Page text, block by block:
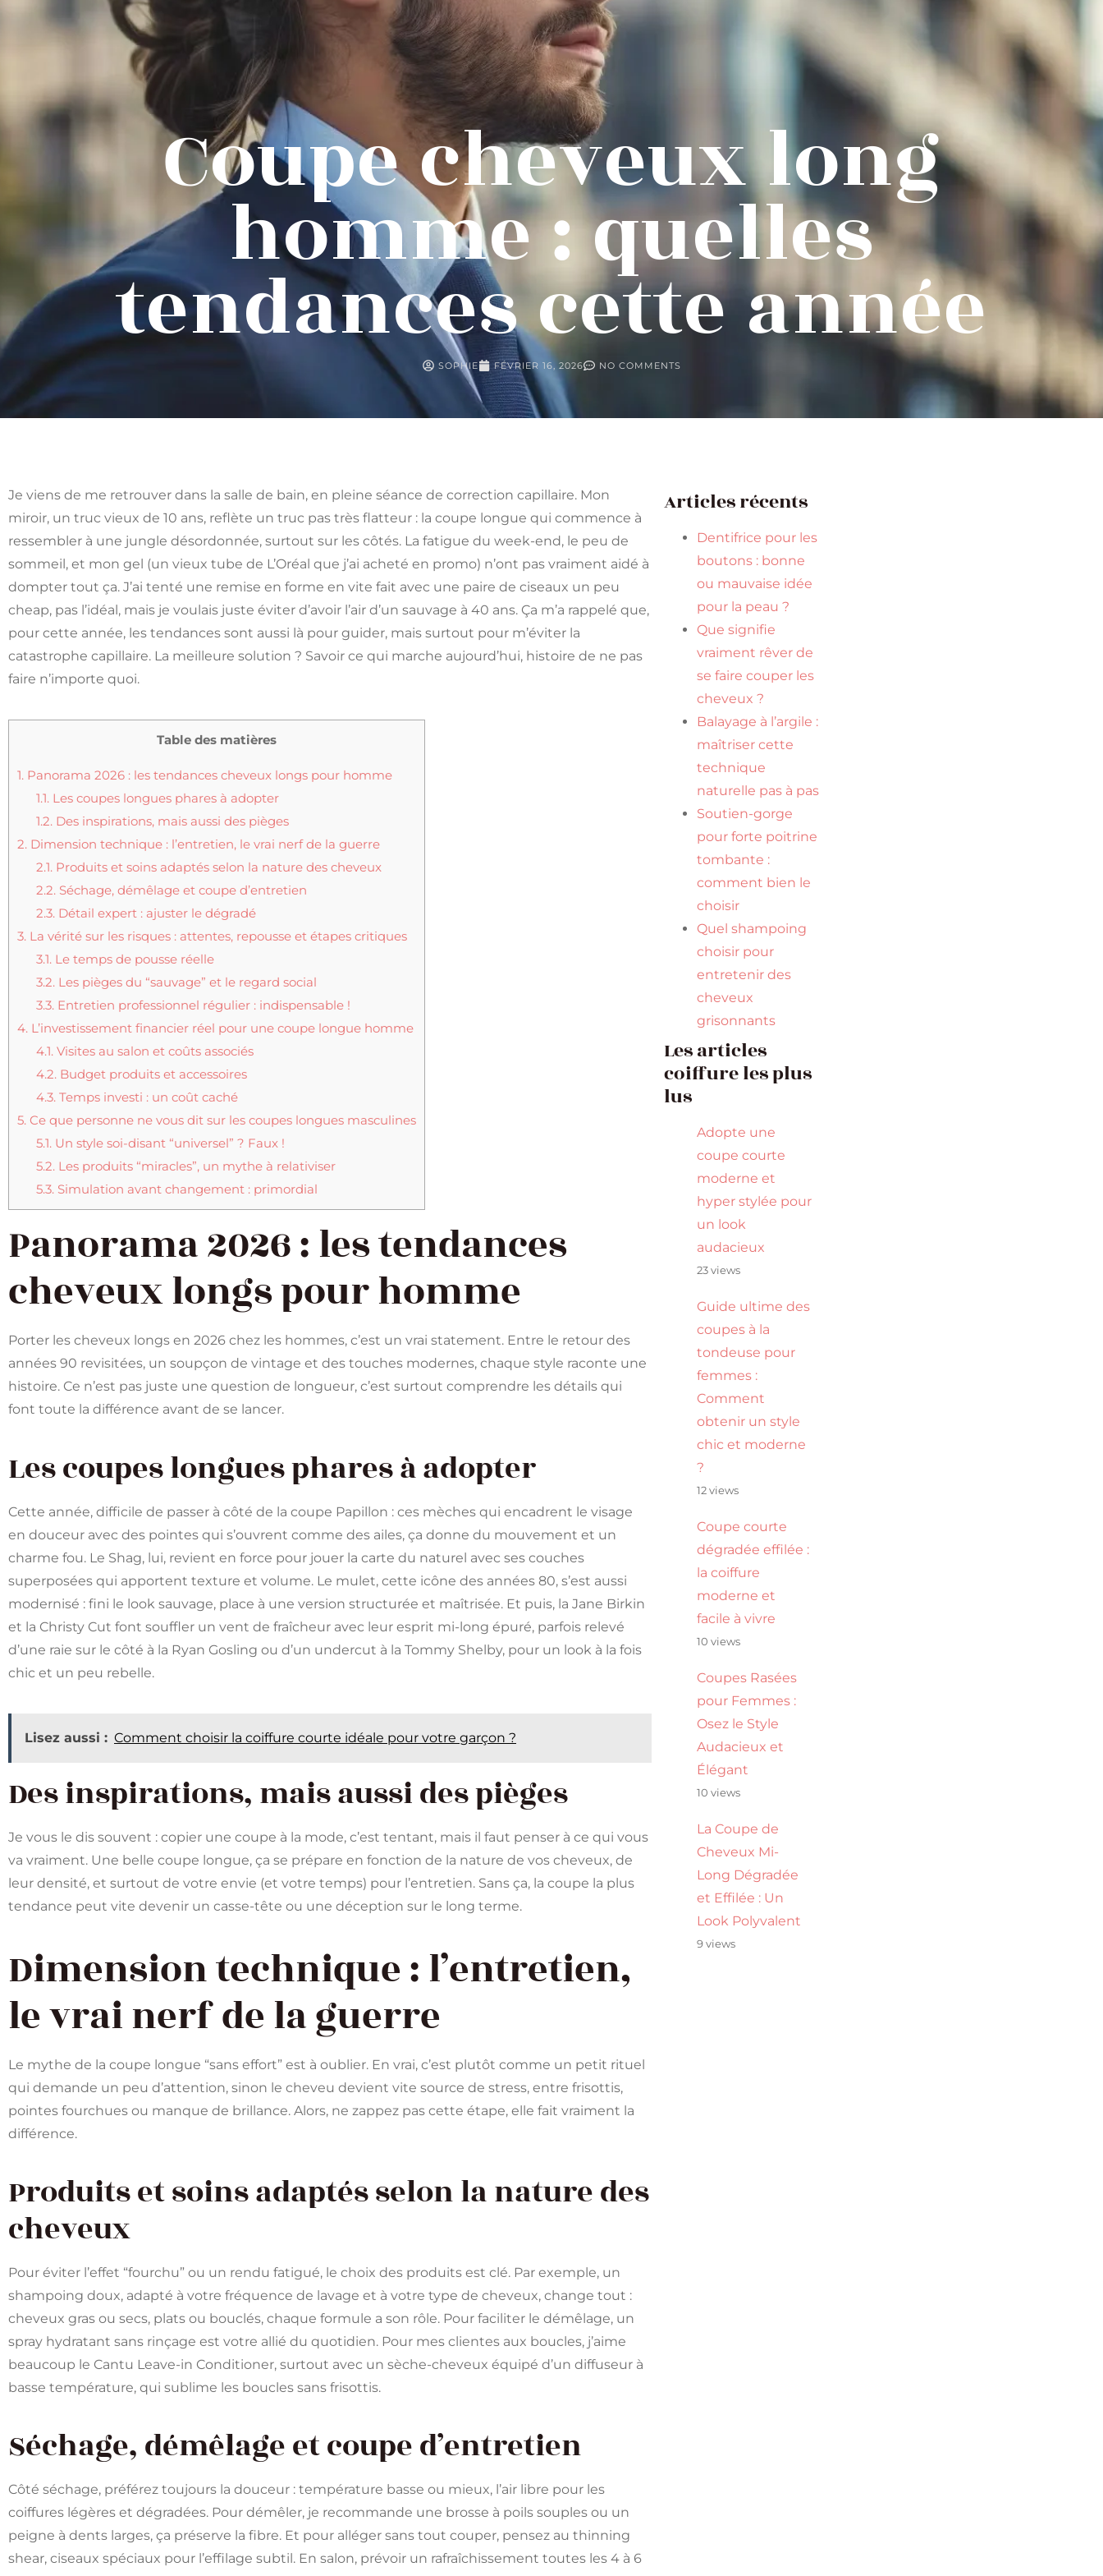
Coupe cheveux long
homme : quelles
tendances cette année
SOPHIE FÉVRIER 16, 2026 NO COMMENTS
Je viens de me retrouver dans la salle de bain, en pleine séance de correction capillaire. Mon
miroir, un truc vieux de 10 ans, reflète un truc pas très flatteur : la coupe longue qui commence à
ressembler à une jungle désordonnée, surtout sur les côtés. La fatigue du week-end, le peu de
sommeil, et mon gel (un vieux tube de L’Oréal que j’ai acheté en promo) n’ont pas vraiment aidé à
dompter tout ça. J’ai tenté une remise en forme en vite fait avec une paire de ciseaux un peu
cheap, pas l’idéal, mais je voulais juste éviter d’avoir l’air d’un sauvage à 40 ans. Ça m’a rappelé que,
pour cette année, les tendances sont aussi là pour guider, mais surtout pour m’éviter la
catastrophe capillaire. La meilleure solution ? Savoir ce qui marche aujourd’hui, histoire de ne pas
faire n’importe quoi.
Table des matières
1. Panorama 2026 : les tendances cheveux longs pour homme
1.1.Les coupes longues phares à adopter
1.2.Des inspirations, mais aussi des pièges
2. Dimension technique : l’entretien, le vrai nerf de la guerre
2.1.Produits et soins adaptés selon la nature des cheveux
2.2.Séchage, démêlage et coupe d’entretien
2.3.Détail expert : ajuster le dégradé
3. La vérité sur les risques : attentes, repousse et étapes critiques
3.1.Le temps de pousse réelle
3.2.Les pièges du “sauvage” et le regard social
3.3.Entretien professionnel régulier : indispensable !
4. L’investissement financier réel pour une coupe longue homme
4.1.Visites au salon et coûts associés
4.2.Budget produits et accessoires
4.3.Temps investi : un coût caché
5. Ce que personne ne vous dit sur les coupes longues masculines
5.1.Un style soi-disant “universel” ? Faux !
5.2.Les produits “miracles”, un mythe à relativiser
5.3.Simulation avant changement : primordial
Panorama 2026 : les tendances
cheveux longs pour homme
Porter les cheveux longs en 2026 chez les hommes, c’est un vrai statement. Entre le retour des
années 90 revisitées, un soupçon de vintage et des touches modernes, chaque style raconte une
histoire. Ce n’est pas juste une question de longueur, c’est surtout comprendre les détails qui
font toute la différence avant de se lancer.
Les coupes longues phares à adopter
Cette année, difficile de passer à côté de la coupe Papillon : ces mèches qui encadrent le visage
en douceur avec des pointes qui s’ouvrent comme des ailes, ça donne du mouvement et un
charme fou. Le Shag, lui, revient en force pour jouer la carte du naturel avec ses couches
superposées qui apportent texture et volume. Le mulet, cette icône des années 80, s’est aussi
modernisé : fini le look sauvage, place à une version structurée et maîtrisée. Et puis, la Jane Birkin
et la Christy Cut font souffler un vent de fraîcheur avec leur esprit mi-long épuré, parfois relevé
d’une raie sur le côté à la Ryan Gosling ou d’un undercut à la Tommy Shelby, pour un look à la fois
chic et un peu rebelle.
Lisez aussi : Comment choisir la coiffure courte idéale pour votre garçon ?
Des inspirations, mais aussi des pièges
Je vous le dis souvent : copier une coupe à la mode, c’est tentant, mais il faut penser à ce qui vous
va vraiment. Une belle coupe longue, ça se prépare en fonction de la nature de vos cheveux, de
leur densité, et surtout de votre envie (et votre temps) pour l’entretien. Sans ça, la coupe la plus
tendance peut vite devenir un casse-tête ou une déception sur le long terme.
Dimension technique : l’entretien,
le vrai nerf de la guerre
Le mythe de la coupe longue “sans effort” est à oublier. En vrai, c’est plutôt comme un petit rituel
qui demande un peu d’attention, sinon le cheveu devient vite source de stress, entre frisottis,
pointes fourchues ou manque de brillance. Alors, ne zappez pas cette étape, elle fait vraiment la
différence.
Produits et soins adaptés selon la nature des
cheveux
Pour éviter l’effet “fourchu” ou un rendu fatigué, le choix des produits est clé. Par exemple, un
shampoing doux, adapté à votre fréquence de lavage et à votre type de cheveux, change tout :
cheveux gras ou secs, plats ou bouclés, chaque formule a son rôle. Pour faciliter le démêlage, un
spray hydratant sans rinçage est votre allié du quotidien. Pour mes clientes aux boucles, j’aime
beaucoup le Cantu Leave-in Conditioner, surtout avec un sèche-cheveux équipé d’un diffuseur à
basse température, qui sublime les boucles sans frisottis.
Séchage, démêlage et coupe d’entretien
Côté séchage, préférez toujours la douceur : température basse ou mieux, l’air libre pour les
coiffures légères et dégradées. Pour démêler, je recommande une brosse à poils souples ou un
peigne à dents larges, ça préserve la fibre. Et pour alléger sans tout couper, pensez au thinning
shear, ciseaux spéciaux pour l’effilage subtil. En salon, prévoir un rafraîchissement toutes les 4 à 6
Articles récents
Dentifrice pour les
boutons : bonne
ou mauvaise idée
pour la peau ?
Que signifie
vraiment rêver de
se faire couper les
cheveux ?
Balayage à l’argile :
maîtriser cette
technique
naturelle pas à pas
Soutien-gorge
pour forte poitrine
tombante :
comment bien le
choisir
Quel shampoing
choisir pour
entretenir des
cheveux
grisonnants
Les articles
coiffure les plus
lus
Adopte une
coupe courte
moderne et
hyper stylée pour
un look
audacieux
23 views
Guide ultime des
coupes à la
tondeuse pour
femmes :
Comment
obtenir un style
chic et moderne
?
12 views
Coupe courte
dégradée effilée :
la coiffure
moderne et
facile à vivre
10 views
Coupes Rasées
pour Femmes :
Osez le Style
Audacieux et
Élégant
10 views
La Coupe de
Cheveux Mi-
Long Dégradée
et Effilée : Un
Look Polyvalent
9 views